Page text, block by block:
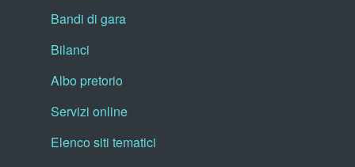
Bandi di gara
Bilanci
Albo pretorio
Servizi online
Elenco siti tematici